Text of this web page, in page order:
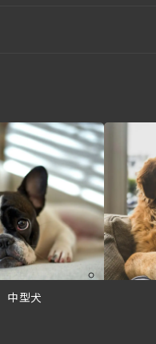
中型犬